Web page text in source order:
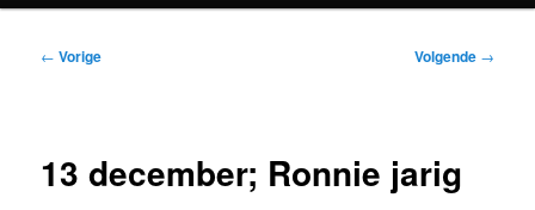
Bericht
← Vorige Volgende →
13 december; Ronnie jarig